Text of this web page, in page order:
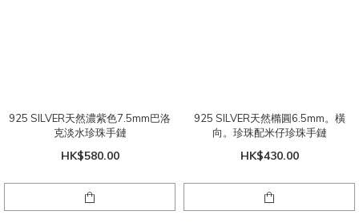
925 SILVER天然濃紫色7.5mm巴洛
克淡水珍珠手鏈
HK$580.00
925 SILVER天然橢圓6.5mm。橫
向。珍珠配米仔珍珠手鏈
HK$430.00